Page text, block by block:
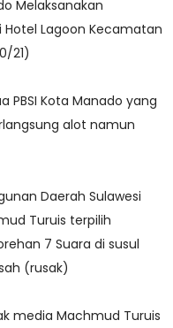
Melaksanakan
Hotel Lagoon Kecamatan
21)
PBSI Kota Manado yang
alot namun
Daerah Sulawesi
Turuis terpilih
7 Suara di susul
(rusak)
media Machmud Turuis